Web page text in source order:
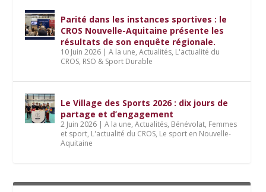
Parité dans les instances sportives : le
CROS Nouvelle-Aquitaine présente les
résultats de son enquête régionale.
10 Juin 2026 |A la une,Actualités, L'actualité du
CROS, RSO & Sport Durable
Le Village des Sports 2026 : dix jours de
partage et d’engagement
2 Juin 2026 |A la une,Actualités, Bénévolat, Femmes
et sport, L'actualité du CROS, Le sport en Nouvelle-
Aquitaine